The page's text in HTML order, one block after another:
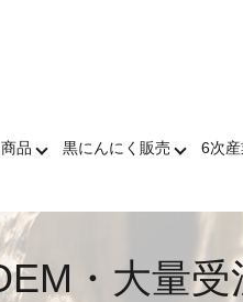
品 黒にんにく販売 6次
・大量受